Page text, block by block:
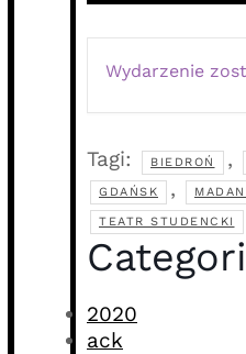
Wydarzenie
Tagi: BIEDROŃ ,
GDAŃSK ,
TEATR STUDENCKI
2020
ack